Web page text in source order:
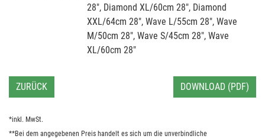
28", Diamond XL/60cm 28", Diamond
XXL/64cm 28", Wave L/55cm 28", Wave
M/50cm 28", Wave S/45cm 28", Wave
XL/60cm 28"
ZURÜCK DOWNLOAD (PDF)
*inkl. MwSt.
**Bei dem angegebenen Preis handelt es sich um die unverbindliche